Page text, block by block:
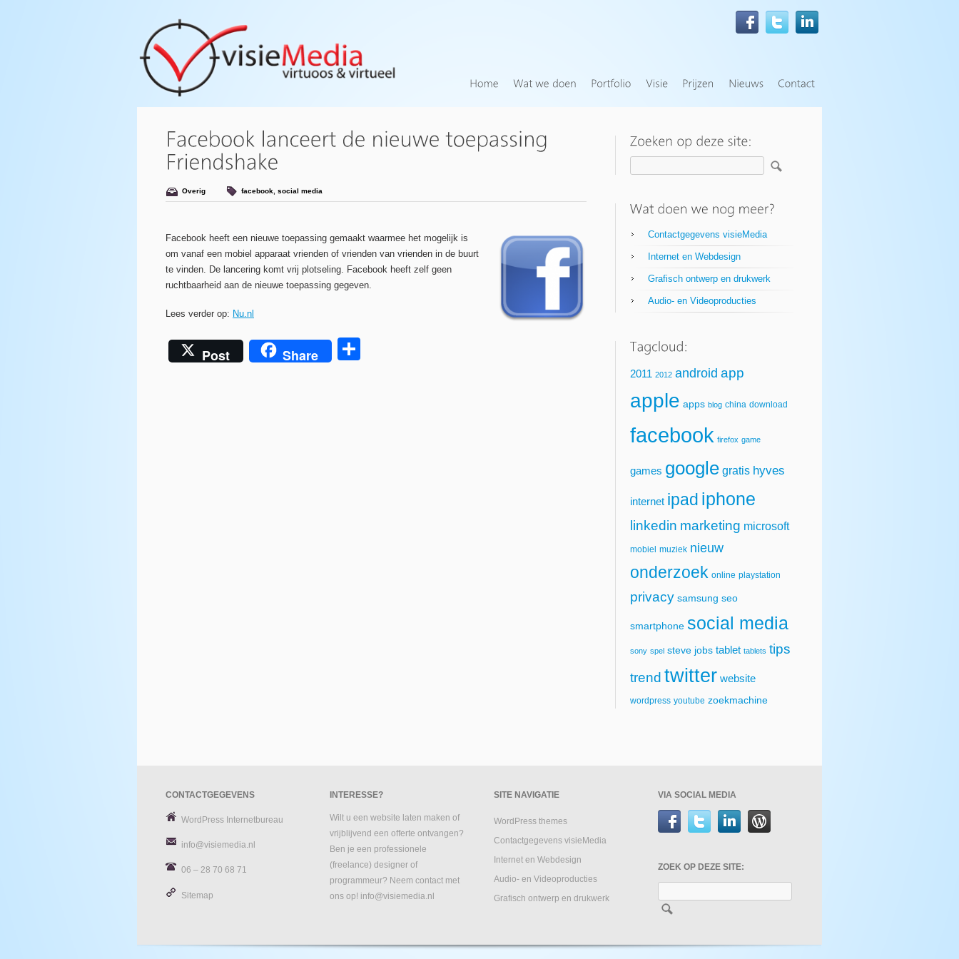
Overig facebook social media
Facebook heeft een nieuwe toepassing gemaakt waarmee het mogelijk is
om vanaf een mobiel apparaat vrienden of vrienden van vrienden in de buurt
te vinden. De lancering komt vrij plotseling. Facebook heeft zelf geen
ruchtbaarheid aan de nieuwe toepassing gegeven.
Lees verder op: Nu.nl
Post Share
Contactgegevens visieMedia
Internet en Webdesign
Grafisch ontwerp en drukwerk
Audio- en Videoproducties
2011 2012 android app
apple apps blog china download
facebook firefox game
games google gratis hyves
internet ipad iphone
linkedin marketing microsoft
mobiel muziek nieuw
onderzoek online playstation
privacy samsung seo
smartphone social media
sony spel steve jobs tablet tablets tips
trend twitter website
wordpress youtube zoekmachine
CONTACTGEGEVENS
WordPress Internetbureau
info@visiemedia.nl
06 – 28 70 68 71
Sitemap
INTERESSE?
Wilt u een website laten maken of
vrijblijvend een offerte ontvangen?
Ben je een professionele
(freelance) designer of
programmeur? Neem contact met
ons op! info@visiemedia.nl
SITE NAVIGATIE
WordPress themes
Contactgegevens visieMedia
Internet en Webdesign
Audio- en Videoproducties
Grafisch ontwerp en drukwerk
VIA SOCIAL MEDIA
ZOEK OP DEZE SITE: